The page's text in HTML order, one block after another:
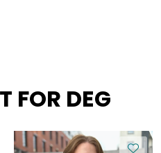
FOR DEG